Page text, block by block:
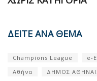
ΔΕΙΤΕ ΑΝΑ ΘΕΜΑ
Champions League e-
Αθήνα
ΔΗΜΟΣ